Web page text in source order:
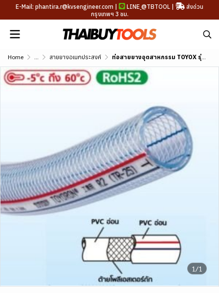
E-Mail: phantira.r@kvsengineer.com | LINE @TBTOOL |
ส่งด่วน
กรุงเทพฯ 3 ชม.
Home ... สายยางอเนกประสงค์ ท่อสายยางอุตสาหกรรม TOYOX รุ่น TOYORON ขนาด 5/32"-3"
1/1